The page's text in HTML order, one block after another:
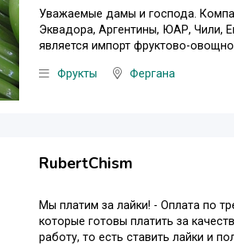
Уважаемые дамы и господа.
Эквадора, Аргентины, ЮАР, Чили,
является импорт фруктово-
Фрукты Фергана
RubertChism
Мы платим за лайки! - Оплата по
которые готовы платить за
работу, то есть ставить лайки и